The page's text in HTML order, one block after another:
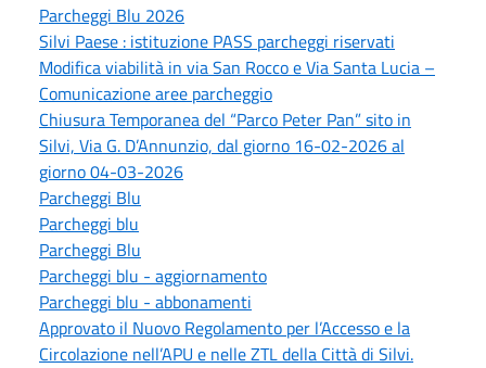
Parcheggi Blu 2026
Silvi Paese : istituzione PASS parcheggi riservati
Modifica viabilità in via San Rocco e Via Santa Lucia –
Comunicazione aree parcheggio
Chiusura Temporanea del “Parco Peter Pan” sito in
Silvi, Via G. D’Annunzio, dal giorno 16-02-2026 al
giorno 04-03-2026
Parcheggi Blu
Parcheggi blu
Parcheggi Blu
Parcheggi blu - aggiornamento
Parcheggi blu - abbonamenti
Approvato il Nuovo Regolamento per l’Accesso e la
Circolazione nell’APU e nelle ZTL della Città di Silvi.